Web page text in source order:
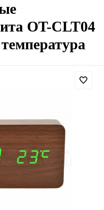
OT-CLT04